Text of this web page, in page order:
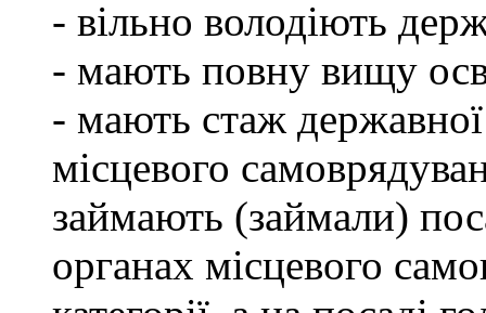
- вільно володіють
- мають повну вищу
- мають стаж
місцевого
займають (займали)
органах місцевого